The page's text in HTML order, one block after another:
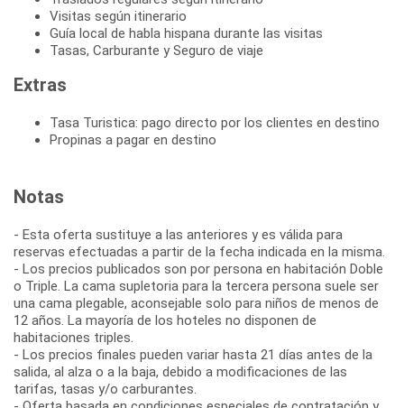
Visitas según itinerario
Guía local de habla hispana durante las visitas
Tasas, Carburante y Seguro de viaje
Extras
Tasa Turistica: pago directo por los clientes en destino
Propinas a pagar en destino
Notas
- Esta oferta sustituye a las anteriores y es válida para
reservas efectuadas a partir de la fecha indicada en la misma.
- Los precios publicados son por persona en habitación Doble
o Triple. La cama supletoria para la tercera persona suele ser
una cama plegable, aconsejable solo para niños de menos de
12 años. La mayoría de los hoteles no disponen de
habitaciones triples.
- Los precios finales pueden variar hasta 21 días antes de la
salida, al alza o a la baja, debido a modificaciones de las
tarifas, tasas y/o carburantes.